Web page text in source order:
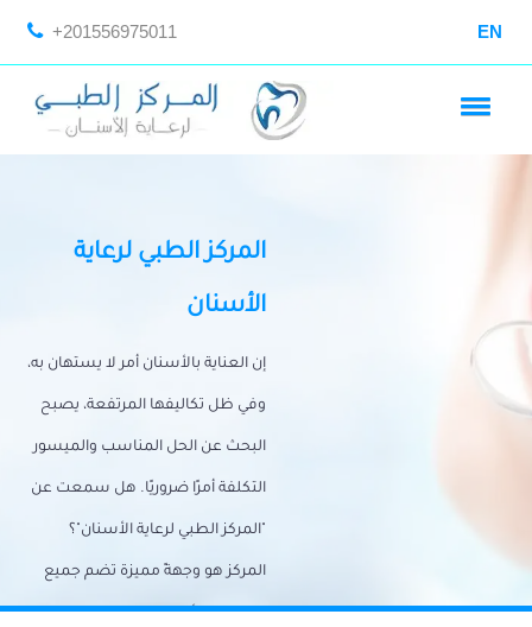
+201556975011 EN
المركز الطبي لرعاية
الأسنان
إن العناية بالأسنان أمر لا يستهان به،
وفي ظل تكاليفها المرتفعة، يصبح
البحث عن الحل المناسب والميسور
التكلفة أمرًا ضروريًا. هل سمعت عن
"المركز الطبي لرعاية الأسنان"؟
المركز هو وجهةً مميزة تضم جميع
احتياجات الأسنان تحت سقف واحد،